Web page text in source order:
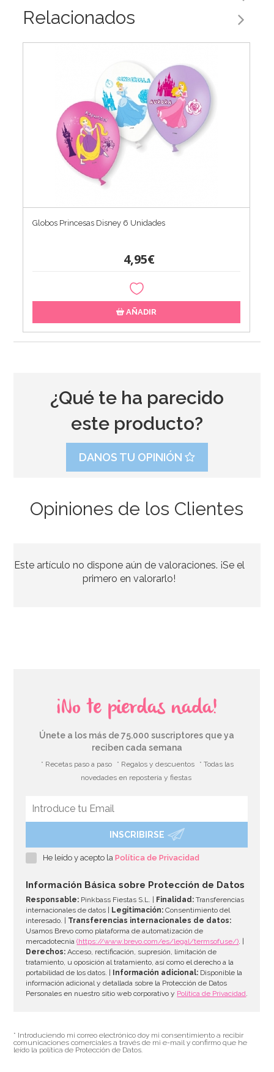
Relacionados
Globos Princesas Disney 6 Unidades
4,95€
AÑADIR
3,95€
Corona de princesa Inflable
AÑADIR
¿Qué te ha parecido
este producto?
DANOS TU OPINIÓN
Opiniones de los Clientes
Este artículo no dispone aún de valoraciones. ¡Se el
primero en valorarlo!
¡No te pierdas nada!
Únete a los más de 75.000 suscriptores que ya
reciben cada semana
* Recetas paso a paso * Regalos y descuentos
* Todas las
novedades en repostería y fiestas
INSCRIBIRSE
He leído y acepto laPolítica de Privacidad
Información Básica sobre Protección de Datos
Responsable: Pinkbass Fiestas S.L. | Finalidad: Transferencias
internacionales de datos |
Legitimación: Consentimiento del
interesado. | Transferencias internacionales de datos:
Usamos Brevo como plataforma de automatización de
mercadotecnia(https://www.brevo.com/es/legal/termsofuse/). |
Derechos: Acceso, rectificación, supresión, limitación de
tratamiento, u oposición al tratamiento, así como el derecho a la
portabilidad de los datos. |
Información adicional: Disponible la
información adicional y detallada sobre la Protección de Datos
Personales en nuestro sitio web corporativo y Política de Privacidad.
* Introduciendo mi correo electrónico doy mi consentimiento a recibir
comunicaciones comerciales a través de mi e-mail y confirmo que he
leído la política de Protección de Datos.